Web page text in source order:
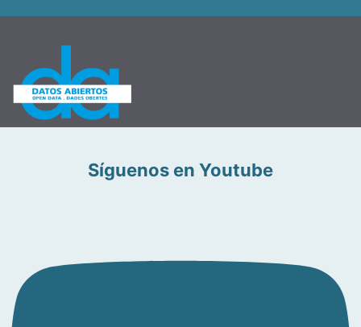
Síguenos en Youtube